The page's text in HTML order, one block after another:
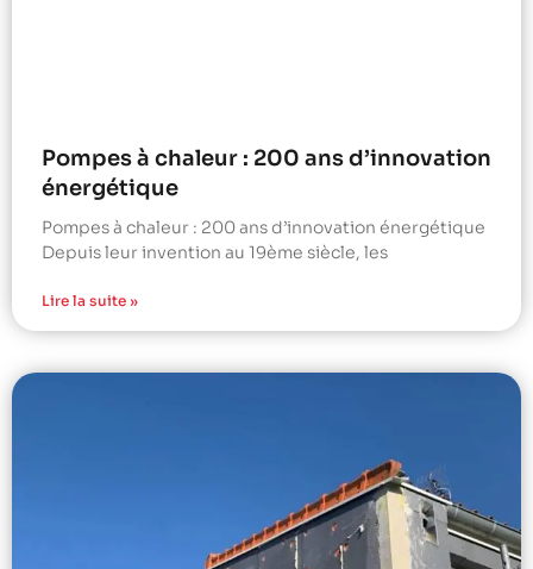
Pompes à chaleur : 200 ans d’innovation
énergétique
Pompes à chaleur : 200 ans d’innovation énergétique
Depuis leur invention au 19ème siècle, les
Lire la suite »